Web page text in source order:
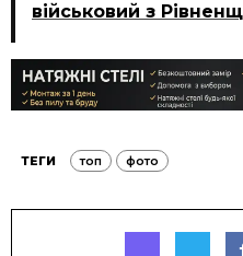
військовий з
ТЕГИ топ фото